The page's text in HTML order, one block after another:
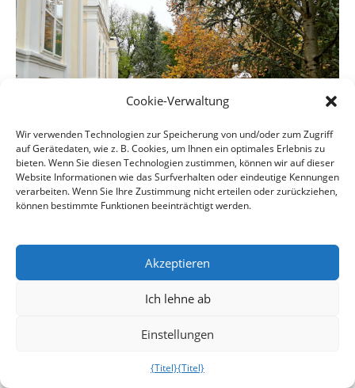
Cookie-Verwaltung
Wir verwenden Technologien zur Speicherung von und/oder zum Zugriff
auf Gerätedaten, wie z. B. Cookies, um Ihnen ein optimales Erlebnis zu
bieten. Wenn Sie diesen Technologien zustimmen, können wir auf dieser
Website Informationen wie das Surfverhalten oder eindeutige Kennungen
verarbeiten. Wenn Sie Ihre Zustimmung nicht erteilen oder zurückziehen,
können bestimmte Funktionen beeinträchtigt werden.
Akzeptieren
Ich lehne ab
Einstellungen
{Titel}{Titel}